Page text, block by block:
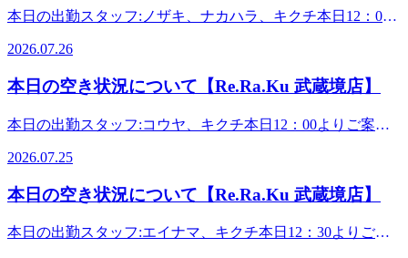
分)&lt;住所&gt;武蔵野市境1-3-4 エーブル武蔵境1F
*.。・。。・*.。・*.。・*.。・*.。・マッサージのように気
入れた「リラク系ボディケア」でみなさんの疲れを撃退して
の郵便局の隣にあります!Re.Ra.Ku(リラク) 武蔵境店&lt;営業
祝:10時30分～21時00分(最終受付:20時20分)&lt;住所&gt;武蔵
きちゃいます!こちらも詳しくはスタッフまで!今日も元気に
営業中!皆様のご来店を心よりお待ちしております。・
*.。・*.。・*.。・*.。・*.。・。。・*.。・*.。・*.。・
スタッフ一同心よりお待ちしております!・*.。・*.。・
ジのように気持ち良い「肩甲骨ストレッチ&amp;骨盤ストレ
れを撃退していきます☆中央線武蔵境駅北口徒歩3分 すきっ
蔵境店&lt;営業時間&gt;平日:11時00分～21時00分(最終受
分)&lt;住所&gt;武蔵野市境1-3-4 エーブル武蔵境1F
パ」例年大好評の爽やか企画が今年も始まりました!-5℃の
炭酸泡のシュワシュワを楽しみながら、炭酸ガスの血行誘導
&amp;【ソフトラベンダー】の2つのフレーバーをご用意し
ました。頭の上で刺激的な泡を感じながら、一足先に花火気
分を先取りしちゃいましょう!詳しくはスタッフまで!また、
きちゃいます!こちらも詳しくはスタッフまで!今日も元気に
*.。・*.。・*.。・*.。・*.。・。。・*.。・*.。・*.。・
スタッフ一同心よりお待ちしております!・*.。・*.。・
して……なんと、最大42％の爆上げ増額をやっちゃいます！
す手はありません！ともかく、当店にご来店いただくか、お
電話ください！詳しくご説明いたします！夏季限定! 「爽快
ヘッドスパ」例年大好評の爽やか企画が今年も始まりまし
の血行誘導効果でお疲れスッキリ!今年は【ブルーミングリ
モーネ】&amp;【ソフトラベンダー】の2つのフレーバーを
に花火気分を先取りしちゃいましょう!詳しくはスタッフま
で!また、只今、オーブ認証時に330円で爽快ヘッドスパ10分
が体験できちゃいます!こちらも詳しくはスタッフまで!今日
🌕を楽しみましょう！さて、真夏にお送りする、新キャンペ
ーンです。7月18日より「Re.Ra.Ku PAY」と「スペシャル・
ペーンを開始しました！Re.Ra.Ku PAYのチャージか、紙の
ら・に……！7月18日～7月31日はプレミアム期間となってお
す！チャンスはなんと1回キリ！この夏のビッグボーナスを
見逃す手はありません！ともかく、当店にご来店いただく
か、お電話ください！詳しくご説明いたします！夏季限
まりました!-5℃の炭酸泡のシュワシュワを楽しみながら、
本日の出勤スタッフ:ノザキ、ナカハラ、キクチ本日12：00
お過ごしですか。今日は、土用の丑の日。ウナギ、タマゴ、
シジミ等を食べて夏の暑さにも負けない元気な身体を作って
いきましょう。暑い夏を乗り切りましょう。さて、真夏にお
PAY」と「スペシャル・バリューチケット」のWアタック
で、サマーチャージキャンペーンを開始しました！Re.Ra.Ku
増額サービスが!?さ・ら・に……！7月18日～7月31日はプレ
ミアム期間となっておりまして……なんと、最大42％の爆上
げ増額をやっちゃいます！チャンスはなんと1回キリ！この
2026.07.26
本日の空き状況について【Re.Ra.Ku 武蔵境店】
本日の出勤スタッフ:コウヤ、キクチ本日12：00よりご案内
の予報が出ております。さらに、午後からは雷雨の可能性
も……すでに朝から熱中症アラートもバンバン出ておりま
す。外出の際はくれぐれもお気をつけくださいね。さて、真
「Re.Ra.Ku PAY」と「スペシャル・バリューチケット」の
2026.07.25
本日の空き状況について【Re.Ra.Ku 武蔵境店】
本日の出勤スタッフ:エイナマ、キクチ本日12：30よりご案